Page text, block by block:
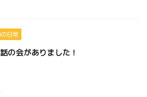
の日常
の会がありました！